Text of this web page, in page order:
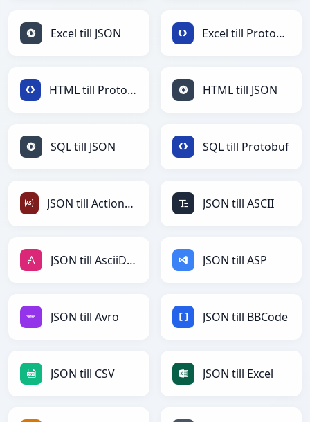
Excel till JSON Excel till Protobuf
HTML till Protobuf HTML till JSON
SQL till JSON SQL till Protobuf
JSON till ActionScript JSON till ASCII
JSON till AsciiDoc JSON till ASP
JSON till Avro JSON till BBCode
JSON till CSV JSON till Excel